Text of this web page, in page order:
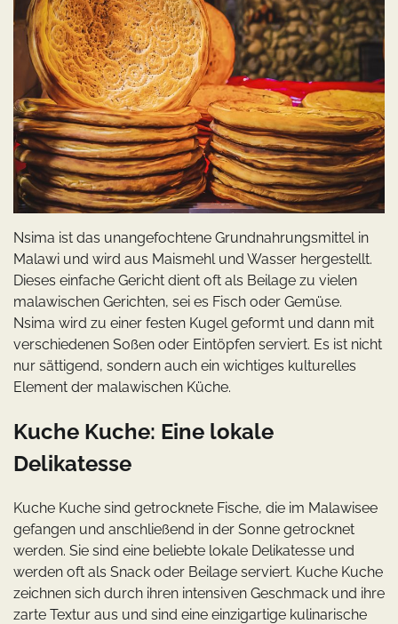
Nsima ist das unangefochtene Grundnahrungsmittel in
Malawi und wird aus Maismehl und Wasser hergestellt.
Dieses einfache Gericht dient oft als Beilage zu vielen
malawischen Gerichten, sei es Fisch oder Gemüse.
Nsima wird zu einer festen Kugel geformt und dann mit
verschiedenen Soßen oder Eintöpfen serviert. Es ist nicht
nur sättigend, sondern auch ein wichtiges kulturelles
Element der malawischen Küche.
Kuche Kuche: Eine lokale
Delikatesse
Kuche Kuche sind getrocknete Fische, die im Malawisee
gefangen und anschließend in der Sonne getrocknet
werden. Sie sind eine beliebte lokale Delikatesse und
werden oft als Snack oder Beilage serviert. Kuche Kuche
zeichnen sich durch ihren intensiven Geschmack und ihre
zarte Textur aus und sind eine einzigartige kulinarische